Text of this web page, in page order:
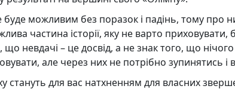
буде можливим без поразок і падінь, тому про
частина історії, яку не варто
невдачі – це досвід, а не знак того, що
але через них не потрібно зупинятись і
стануть для вас натхненням для власних